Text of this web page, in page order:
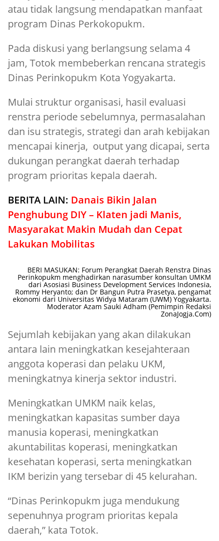
atau tidak langsung mendapatkan manfaat
program Dinas Perkokopukm.
Pada diskusi yang berlangsung selama 4
jam, Totok membeberkan rencana strategis
Dinas Perinkopukm Kota Yogyakarta.
Mulai struktur organisasi, hasil evaluasi
renstra periode sebelumnya, permasalahan
dan isu strategis, strategi dan arah kebijakan
mencapai kinerja, output yang dicapai, serta
dukungan perangkat daerah terhadap
program prioritas kepala daerah.
BERITA LAIN: Danais Bikin Jalan
Penghubung DIY – Klaten jadi Manis,
Masyarakat Makin Mudah dan Cepat
Lakukan Mobilitas
BERI MASUKAN: Forum Perangkat Daerah Renstra Dinas
Perinkopukm menghadirkan narasumber konsultan UMKM
dari Asosiasi Business Development Services Indonesia,
Rommy Heryanto; dan Dr Bangun Putra Prasetya, pengamat
ekonomi dari Universitas Widya Mataram (UWM) Yogyakarta.
Moderator Azam Sauki Adham (Pemimpin Redaksi
ZonaJogja.Com)
Sejumlah kebijakan yang akan dilakukan
antara lain meningkatkan kesejahteraan
anggota koperasi dan pelaku UKM,
meningkatnya kinerja sektor industri.
Meningkatkan UMKM naik kelas,
meningkatkan kapasitas sumber daya
manusia koperasi, meningkatkan
akuntabilitas koperasi, meningkatkan
kesehatan koperasi, serta meningkatkan
IKM berizin yang tersebar di 45 kelurahan.
“Dinas Perinkopukm juga mendukung
sepenuhnya program prioritas kepala
daerah,” kata Totok.